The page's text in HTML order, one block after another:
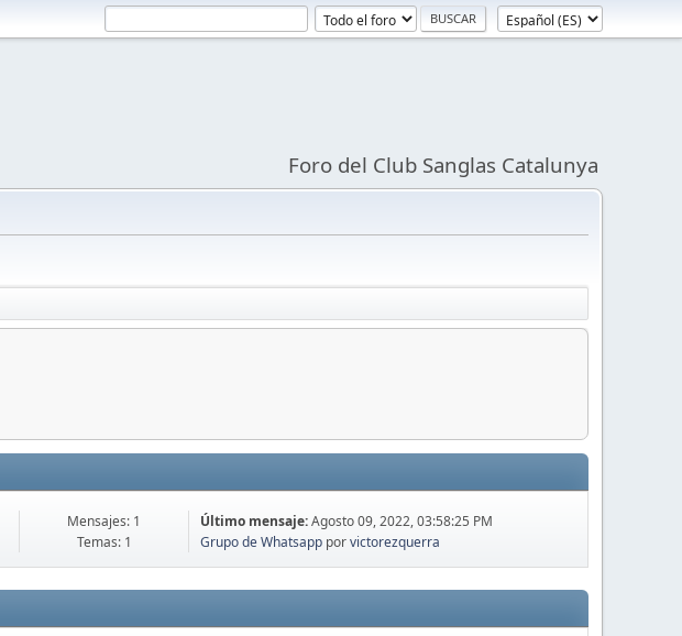
Foro del Club Sanglas Catalunya
Mensajes: 1
Temas: 1
Último mensaje:Agosto 09, 2022, 03:58:25 PM
Grupo de Whatsapp porvictorezquerra